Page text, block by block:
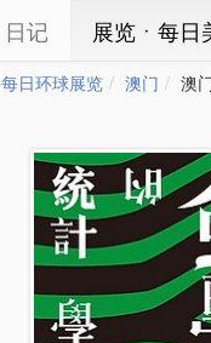
日记 展览ㆍ每日
每日环球展览 澳门 澳